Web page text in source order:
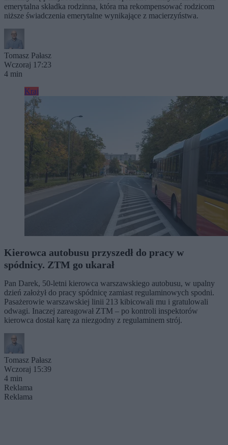
emerytalna składka rodzinna, która ma rekompensować rodzicom
niższe świadczenia emerytalne wynikające z macierzyństwa.
Tomasz Pałasz
Wczoraj 17:23
4 min
Kraj
Kierowca autobusu przyszedł do pracy w
spódnicy. ZTM go ukarał
Pan Darek, 50-letni kierowca warszawskiego autobusu, w upalny
dzień założył do pracy spódnicę zamiast regulaminowych spodni.
Pasażerowie warszawskiej linii 213 kibicowali mu i gratulowali
odwagi. Inaczej zareagował ZTM – po kontroli inspektorów
kierowca dostał karę za niezgodny z regulaminem strój.
Tomasz Pałasz
Wczoraj 15:39
4 min
Reklama
Reklama